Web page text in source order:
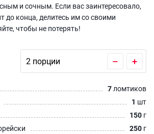
и сочным. Если вас заинтересовало,
до конца, делитесь им со своими
чтобы не потерять!
– +
7ломтиков
1 шт
150 г
250 г